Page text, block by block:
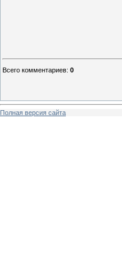
Всего комментариев: 0
Полная версия сайта